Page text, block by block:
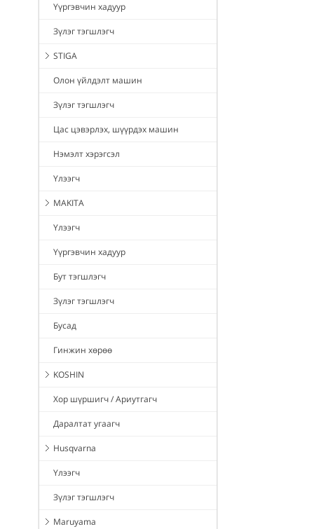
Үүргэвчин хадуур
Зүлэг тэгшлэгч
STIGA
Олон үйлдэлт машин
Зүлэг тэгшлэгч
Цас цэвэрлэх, шүүрдэх машин
Нэмэлт хэрэгсэл
Үлээгч
MAKITA
Үлээгч
Үүргэвчин хадуур
Бут тэгшлэгч
Зүлэг тэгшлэгч
Бусад
Гинжин хөрөө
KOSHIN
Хор шүршигч / Ариутгагч
Даралтат угаагч
Husqvarna
Үлээгч
Зүлэг тэгшлэгч
Maruyama